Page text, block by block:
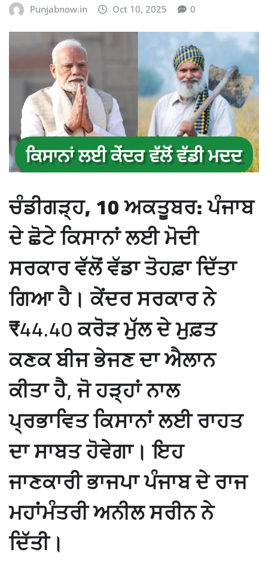
Punjabnow.in Oct 10, 2025 0
ਚੰਡੀਗੜ੍ਹ, 10 ਅਕਤੂਬਰ:ਪੰਜਾਬ
ਦੇ ਛੋਟੇ ਕਿਸਾਨਾਂ ਲਈ ਮੋਦੀ
ਸਰਕਾਰ ਵੱਲੋਂ ਵੱਡਾ ਤੋਹਫ਼ਾ ਦਿੱਤਾ
ਗਿਆ ਹੈ। ਕੇਂਦਰ ਸਰਕਾਰ ਨੇ
₹44.40 ਕਰੋੜ ਮੁੱਲ ਦੇ ਮੁਫ਼ਤ
ਕਣਕ ਬੀਜ ਭੇਜਣ ਦਾ ਐਲਾਨ
ਕੀਤਾ ਹੈ, ਜੋ ਹੜ੍ਹਾਂ ਨਾਲ
ਪ੍ਰਭਾਵਿਤ ਕਿਸਾਨਾਂ ਲਈ ਰਾਹਤ
ਦਾ ਸਾਬਤ ਹੋਵੇਗਾ। ਇਹ
ਜਾਣਕਾਰੀ ਭਾਜਪਾ ਪੰਜਾਬ ਦੇ ਰਾਜ
ਮਹਾਂਮੰਤਰੀ ਅਨੀਲ ਸਰੀਨ ਨੇ
ਦਿੱਤੀ।